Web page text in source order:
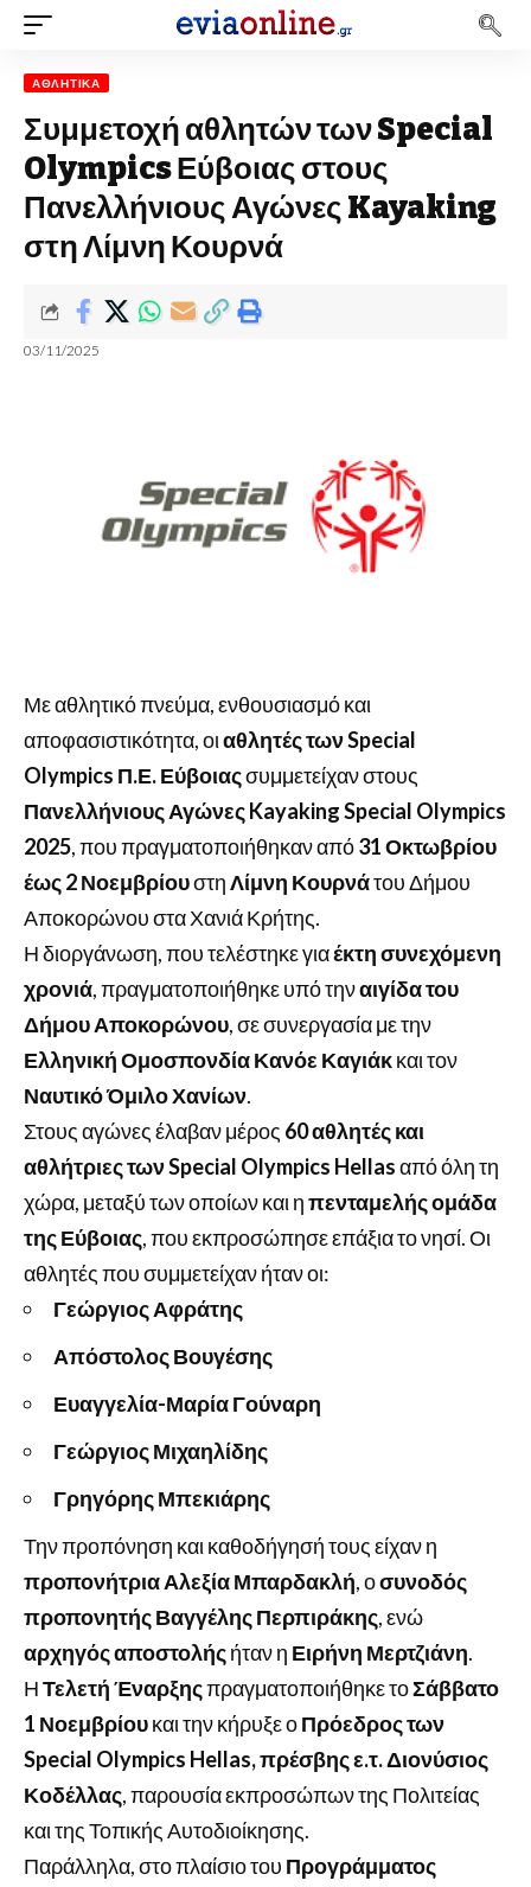
ΑΘΛΗΤΙΚΆ
Συμμετοχή αθλητών των Special
Olympics Εύβοιας στους
Πανελλήνιους Αγώνες Kayaking
στη Λίμνη Κουρνά
03/11/2025
Με αθλητικό πνεύμα, ενθουσιασμό και
αποφασιστικότητα, οιαθλητές των Special
Olympics Π.Ε. Εύβοιαςσυμμετείχαν στους
Πανελλήνιους Αγώνες Kayaking Special Olympics
2025, που πραγματοποιήθηκαν από31 Οκτωβρίου
έως 2 ΝοεμβρίουστηΛίμνη Κουρνάτου Δήμου
Αποκορώνου στα Χανιά Κρήτης.
Η διοργάνωση, που τελέστηκε γιαέκτη συνεχόμενη
χρονιά, πραγματοποιήθηκε υπό τηναιγίδα του
Δήμου Αποκορώνου, σε συνεργασία με την
Ελληνική Ομοσπονδία Κανόε Καγιάκκαι τον
Ναυτικό Όμιλο Χανίων.
Στους αγώνες έλαβαν μέρος 60 αθλητές και
αθλήτριες των Special Olympics Hellasαπό όλη τη
χώρα, μεταξύ των οποίων και ηπενταμελής ομάδα
της Εύβοιας, που εκπροσώπησε επάξια το νησί. Οι
αθλητές που συμμετείχαν ήταν οι:
Γεώργιος Αφράτης
Απόστολος Βουγέσης
Ευαγγελία-Μαρία Γούναρη
Γεώργιος Μιχαηλίδης
Γρηγόρης Μπεκιάρης
Την προπόνηση και καθοδήγησή τους είχαν η
προπονήτρια Αλεξία Μπαρδακλή, οσυνοδός
προπονητής Βαγγέλης Περπιράκης, ενώ
αρχηγός αποστολήςήταν η Ειρήνη Μερτζιάνη.
ΗΤελετή Έναρξηςπραγματοποιήθηκε τοΣάββατο
1 Νοεμβρίουκαι την κήρυξε οΠρόεδρος των
Special Olympics Hellas, πρέσβης ε.τ. Διονύσιος
Κοδέλλας, παρουσία εκπροσώπων της Πολιτείας
και της Τοπικής Αυτοδιοίκησης.
Παράλληλα, στο πλαίσιο του Προγράμματος